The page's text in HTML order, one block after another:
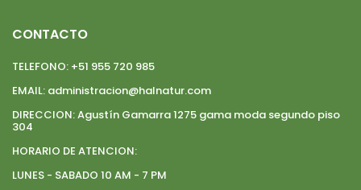
CONTACTO
TELEFONO: +51 955 720 985
EMAIL: administracion@halnatur.com
DIRECCION:Agustín Gamarra 1275 gama moda segundo piso
304
HORARIO DE ATENCION:
LUNES - SABADO 10 AM - 7 PM